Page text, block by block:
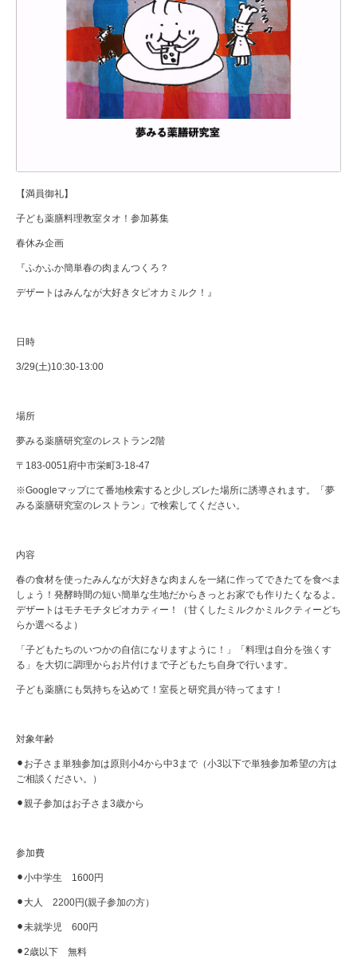
【満員御礼】
子ども薬膳料理教室タオ！参加募集
春休み企画
『ふかふか簡単春の肉まんつくろ？
デザートはみんなが大好きタピオカミルク！』
日時
3/29(土)10:30-13:00
場所
夢みる薬膳研究室のレストラン2階
〒183-0051府中市栄町3-18-47
※Googleマップにて番地検索すると少しズレた場所に誘導されます。「夢
みる薬膳研究室のレストラン」で検索してください。
内容
春の食材を使ったみんなが大好きな肉まんを一緒に作ってできたてを食べま
しょう！発酵時間の短い簡単な生地だからきっとお家でも作りたくなるよ。
デザートはモチモチタピオカティー！（甘くしたミルクかミルクティーどち
らか選べるよ）
「子どもたちのいつかの自信になりますように！」「料理は自分を強くす
る」を大切に調理からお片付けまで子どもたち自身で行います。
子ども薬膳にも気持ちを込めて！室長と研究員が待ってます！
対象年齢
⚫︎お子さま単独参加は原則小4から中3まで（小3以下で単独参加希望の方は
ご相談ください。）
⚫︎親子参加はお子さま3歳から
参加費
⚫︎小中学生 1600円
⚫︎大人 2200円(親子参加の方）
⚫︎未就学児 600円
⚫︎2歳以下 無料